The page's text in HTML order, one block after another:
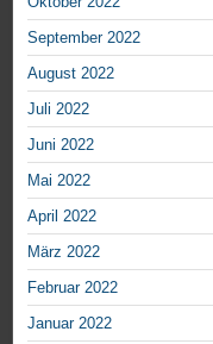
September 2022
August 2022
Juli 2022
Juni 2022
Mai 2022
April 2022
März 2022
Februar 2022
Januar 2022